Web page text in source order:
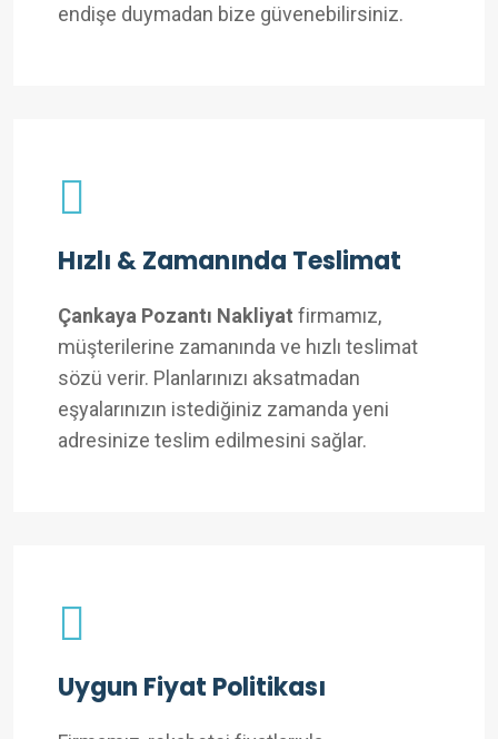
endişe duymadan bize güvenebilirsiniz.
Hızlı & Zamanında Teslimat
Çankaya Pozantı Nakliyat firmamız,
müşterilerine zamanında ve hızlı teslimat
sözü verir. Planlarınızı aksatmadan
eşyalarınızın istediğiniz zamanda yeni
adresinize teslim edilmesini sağlar.
Uygun Fiyat Politikası